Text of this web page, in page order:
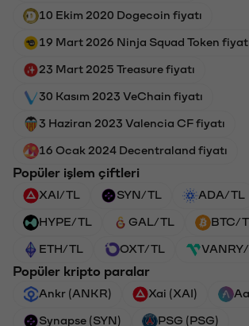
10 Ekim 2020 Dogecoin fiyatı
19 Mart 2026 Ninja Squad Token
23 Mart 2025 Treasure fiyatı
30 Kasım 2023 VeChain fiyatı
3 Haziran 2023 Valencia CF fiyatı
16 Ocak 2024 Decentraland fiyatı
Popüler işlem çiftleri
XAI/TL SYN/TL ADA/TL
HYPE/TL GAL/TL BTC/
ETH/TL OXT/TL VANRY/
Popüler kripto paralar
Ankr (ANKR) Xai (XAI)
Synapse (SYN) PSG (PSG)